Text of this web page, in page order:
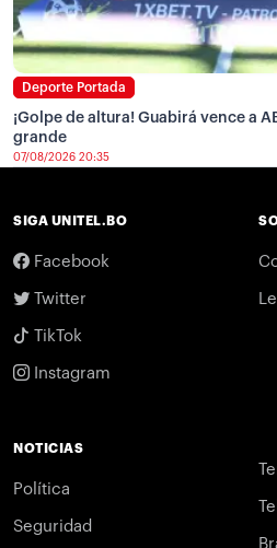
Deporte Portada
¡Golpe de altura! Guabirá vence a
grande
07/08/2026 20:35
SIGA UNITEL.BO
Facebook
Twitter
TikTok
Instagram
NOTICIAS
Política
Seguridad